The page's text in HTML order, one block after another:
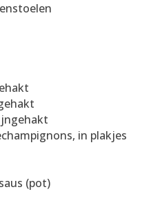
in plakjes
(pot)